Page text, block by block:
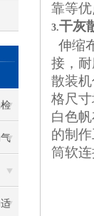
靠等优
3.干灰
伸缩
接，
散装
格尺
白色
的制
筒软